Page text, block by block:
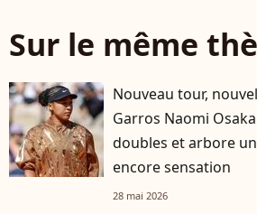
Sur le même
Nouveau tour,
Garros Naomi
doubles et arbore
encore sensation
28 mai 2026